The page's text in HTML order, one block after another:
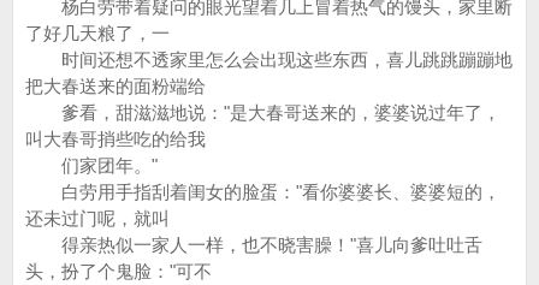
杨白劳带着疑问的眼光望着几上冒着热气的馒头，家里断
了好几天粮了，一
时间还想不透家里怎么会出现这些东西，喜儿跳跳蹦蹦地
把大春送来的面粉端给
爹看，甜滋滋地说："是大春哥送来的，婆婆说过年了，
叫大春哥捎些吃的给我
们家团年。"
白劳用手指刮着闺女的脸蛋："看你婆婆长、婆婆短的，
还未过门呢，就叫
得亲热似一家人一样，也不晓害臊！"喜儿向爹吐吐舌
头，扮了个鬼脸："可不